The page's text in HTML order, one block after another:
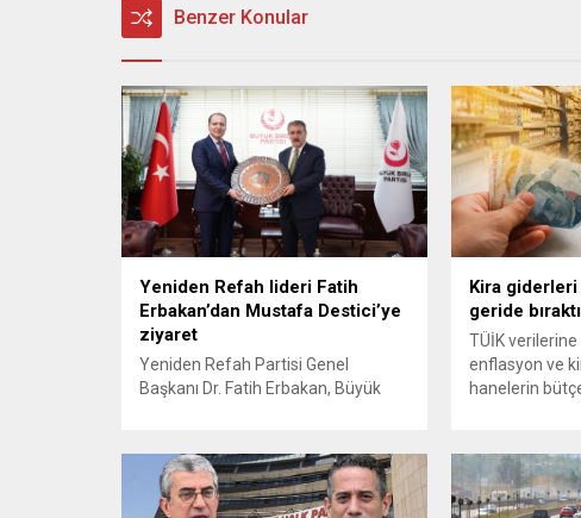
Benzer Konular
Yeniden Refah lideri Fatih
Erbakan’dan Mustafa Destici’ye
ziyaret
Yeniden Refah Partisi Genel
Başkanı Dr. Fatih Erbakan, Büyük
ziyaretinde bulundu. BBP lideri
Mustafa Destici’nin geçtiğimiz
günlerde vefat eden ağabeyi
Kira giderleri
geride bıraktı
TÜİK
enflasyon ve
hanelerin
itibarıyla
harcamalarını
23 yılın